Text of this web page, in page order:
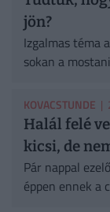
jön?
Izgalmas téma
sokan a
KOVACSTUNDE |
Halál felé
kicsi, de
Pár nappal
éppen ennek a